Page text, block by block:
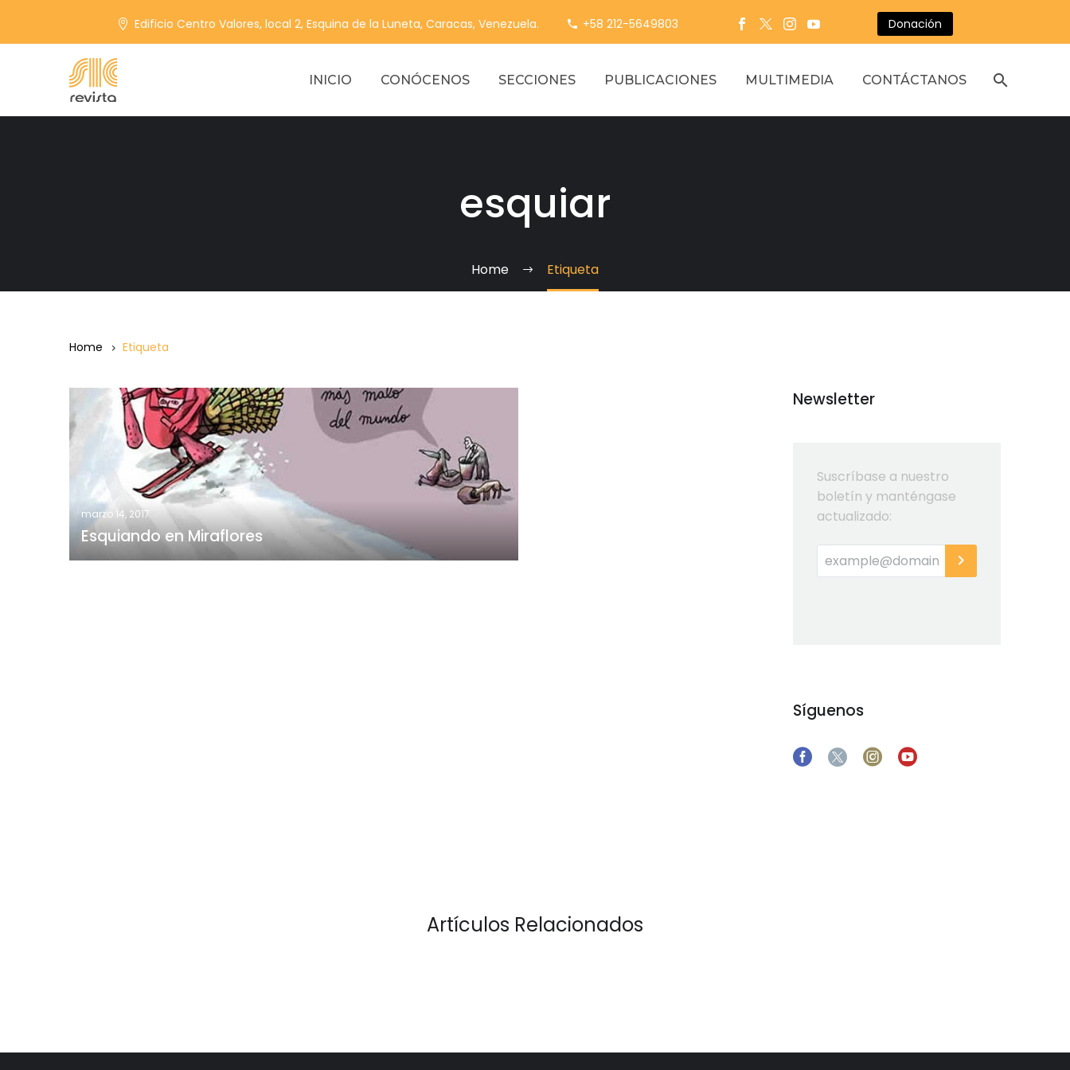
Edificio Centro Valores, local 2, Esquina de la Luneta, Caracas, Venezuela. +58 212-5649803 Donación
INICIO CONÓCENOS SECCIONES PUBLICACIONES MULTIMEDIA CONTÁCTANOS
esquiar
Home Etiqueta
Home Etiqueta
Esquiando
en
Miraflores
marzo 14, 2017
Esquiando en Miraflores
Newsletter
Suscríbase a nuestro
boletín y manténgase
actualizado:
Síguenos
Artículos Relacionados